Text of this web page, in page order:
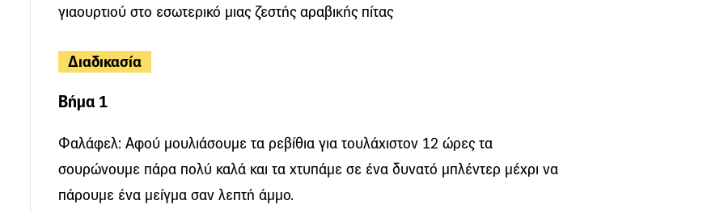
γιαουρτιού στο εσωτερικό μιας ζεστής αραβικής πίτας
Διαδικασία
Βήμα 1
Φαλάφελ: Αφού μουλιάσουμε τα ρεβίθια για τουλάχιστον 12 ώρες τα
σουρώνουμε πάρα πολύ καλά και τα χτυπάμε σε ένα δυνατό μπλέντερ μέχρι να
πάρουμε ένα μείγμα σαν λεπτή άμμο.